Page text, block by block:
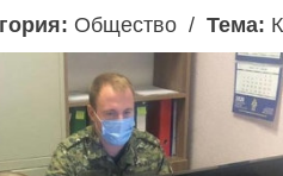
Общество / Тема: